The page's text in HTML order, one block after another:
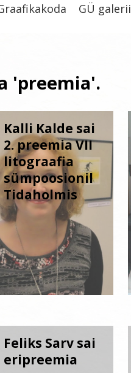
GÜ galerii
'preemia'.
Kalli Kalde sai
2. preemia VII
litograafia
sümpoosionil
Tidaholmis
Feliks Sarv sai
eripreemia